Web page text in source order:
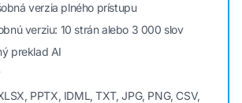
verzia plného prístupu
verziu: 10 strán alebo 3 000 slov
preklad AI
PPTX, IDML, TXT, JPG, PNG, CSV,